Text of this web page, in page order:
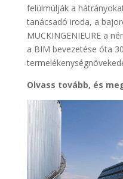
felülmúlják a
tanácsadó iroda, a
MUCKINGENIEURE a
a BIM bevezetése óta
Olvass tovább, és